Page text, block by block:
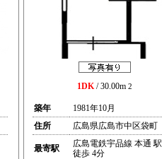
1DK/ 30.00m 2
築年
1981年10月
住所
広島県広島市中区袋町
最寄駅
広島電鉄宇品線 本通 駅
徒歩 4分